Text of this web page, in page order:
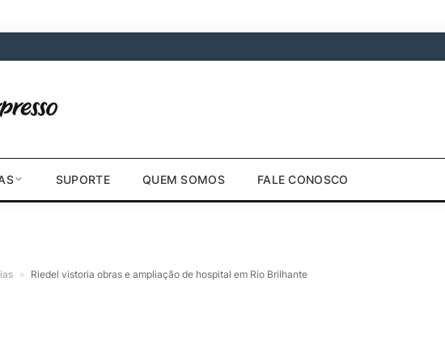
SUPORTE QUEM SOMOS FALE CONOSCO
» Riedel vistoria obras e ampliação de hospital em Rio Brilhante